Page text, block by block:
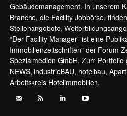
Gebäudemanagement. In unserem
Branche, die Facility Jobbörse,
Stellenangebote,
“Der Facility Manager” ist eine
Immobilienzeitschriften" der Forum
Spezialmedien GmbH. Zum Portfolio
NEWS, industrieBAU, hotelbau,
Arbeitskreis Hotelimmobilien.